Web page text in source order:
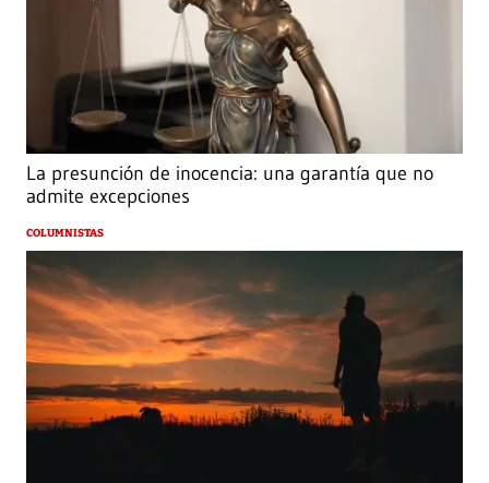
La presunción de inocencia: una garantía que no
admite excepciones
COLUMNISTAS